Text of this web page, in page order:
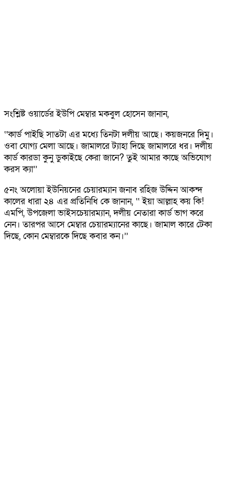
সংশ্লিষ্ট ওয়ার্ডের ইউপি মেম্বার মকবুল হোসেন জানান,
‌‘‘কার্ড পাইছি সাতটা এর মধ্যে তিনটা দলীয় আছে। কয়জনরে দিমু।
ওবা যোগ্য মেলা আছে। জামালরে ট্যাহা দিছে জামালরে ধর। দলীয়
কার্ড কারডা কুনু ডুকাইছে কেরা জানে? তুই আমার কাছে অভিযোগ
করস ক্যা’’
৫নং অলোয়া ইউনিয়নের চেয়ারম্যান জনাব রহিজ উদ্দিন আকন্দ
কালের ধারা ২৪ এর প্রতিনিধি কে জানান, ‘‘ ইয়া আল্লাহ কয় কি!
এমপি, উপজেলা ভাইসচেয়ারম্যান, দলীয় নেতারা কার্ড ভাগ করে
নেন। তারপর আসে মেম্বার চেয়ারম্যানের কাছে। জামাল কারে টেকা
দিছে, কোন মেম্বারকে দিছে কবার কন।’’